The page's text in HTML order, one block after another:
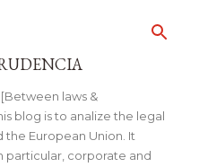
[Between laws &
blog is to analize the legal
the European Union. It
particular, corporate and